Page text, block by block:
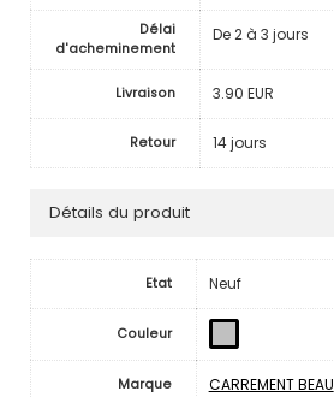
Délai
d'acheminement
De 2 à 3 jours
Livraison 3.90 EUR
Retour 14 jours
Détails du produit
Etat Neuf
Couleur
Marque CARREMENT BEAU